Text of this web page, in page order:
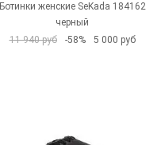
Ботинки женские SeKada 184162
черный
11 940 руб
-58% 5 000 руб